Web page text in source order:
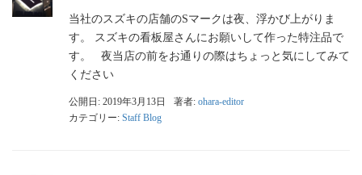
当社のスズキの店舗のSマークは夜、浮かび上がりま
す。 スズキの看板屋さんにお願いして作った特注品で
す。 夜当店の前をお通りの際はちょっと気にしてみて
ください
公開日: 2019年3月13日 著者: ohara-editor
カテゴリー: Staff Blog